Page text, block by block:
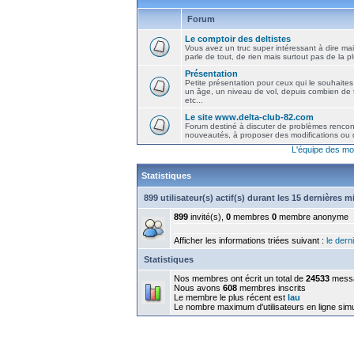
Forum
Le comptoir des deltistes
Vous avez un truc super intéressant à dire
parle de tout, de rien mais surtout pas de la
Présentation
Petite présentation pour ceux qui le
un âge, un niveau de vol, depuis combien de
etc...
Le site www.delta-club-82.com
Forum destiné à discuter de problèmes
nouveautés, à proposer des modifications ou
L'équipe des
Statistiques
899 utilisateur(s) actif(s) durant les 15 dernières
899 invité(s), 0 membres 0 membre anonyme
Afficher les informations triées suivant : le
Statistiques
Nos membres ont écrit un total de 24533
Nous avons 608 membres inscrits
Le membre le plus récent est lau
Le nombre maximum d'utilisateurs en ligne